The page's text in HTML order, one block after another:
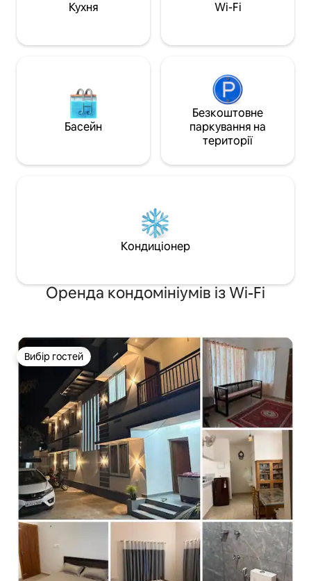
відпочинком. Ми раді вітати ваших
Кухня Wi-Fi
Басейн
Безкоштовне
паркування на
території
Кондиціонер
Оренда кондомініумів із Wi-Fi
Вибір гостей
Вибір гостей